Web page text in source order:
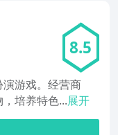
8.5
游戏。经营商
培养特色...展开